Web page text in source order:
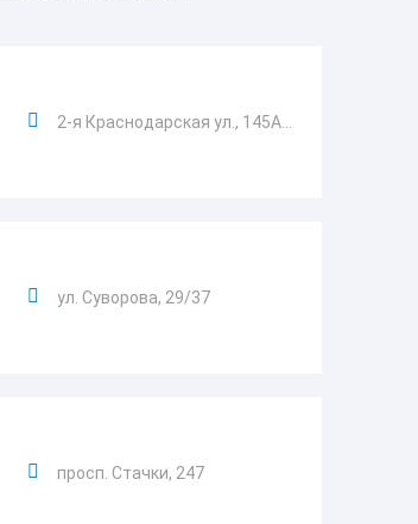
2-я Краснодарская ул., 145А...
ул. Суворова, 29/37
просп. Стачки, 247